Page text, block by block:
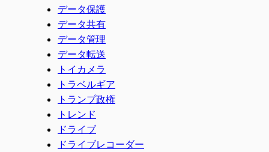
データ保護
データ共有
データ管理
データ転送
トイカメラ
トラベルギア
トランプ政権
トレンド
ドライブ
ドライブレコーダー